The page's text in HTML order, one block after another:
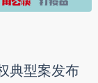
典型案发布